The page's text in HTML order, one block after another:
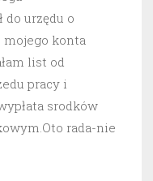
do urzędu o
konta
list od
pracy i
srodków
rada-nie